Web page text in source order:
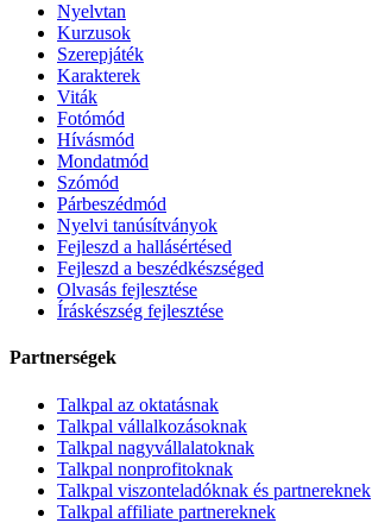
Nyelvtan
Kurzusok
Szerepjáték
Karakterek
Viták
Fotómód
Hívásmód
Mondatmód
Szómód
Párbeszédmód
Nyelvi tanúsítványok
Fejleszd a hallásértésed
Fejleszd a beszédkészséged
Olvasás fejlesztése
Íráskészség fejlesztése
Partnerségek
Talkpal az oktatásnak
Talkpal vállalkozásoknak
Talkpal nagyvállalatoknak
Talkpal nonprofitoknak
Talkpal viszonteladóknak és partnereknek
Talkpal affiliate partnereknek